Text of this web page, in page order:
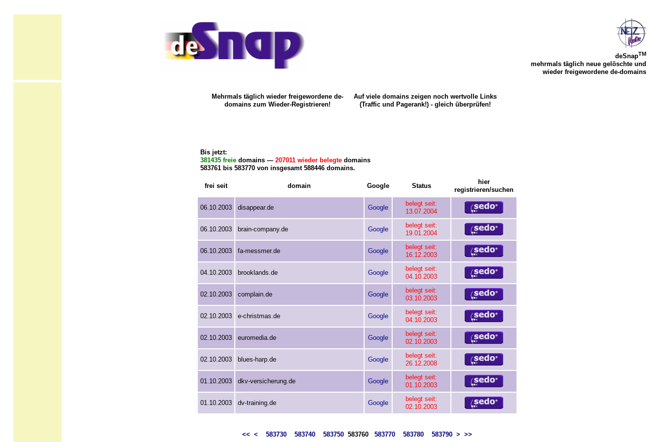
deSnapTM
mehrmals täglich neue gelöschte und
wieder freigewordene de-domains
Mehrmals täglich wieder freigewordene de-
domains zum Wieder-Registrieren!
Auf viele domains zeigen noch wertvolle Links
(Traffic und Pagerank!) - gleich überprüfen!
Bis jetzt:
381435 freiedomains — 207011 wieder belegtedomains
583761 bis 583770 von insgesamt 588446 domains.
frei seit domain Google Status
hier
registrieren/suchen
06.10.2003 disappear.de Google
belegt seit:
13.07.2004
06.10.2003 brain-company.de Google
belegt seit:
19.01.2004
06.10.2003 fa-messmer.de Google
belegt seit:
16.12.2003
04.10.2003 brooklands.de Google
belegt seit:
04.10.2003
02.10.2003 complain.de Google
belegt seit:
03.10.2003
02.10.2003 e-christmas.de Google
belegt seit:
04.10.2003
02.10.2003 euromedia.de Google
belegt seit:
02.10.2003
02.10.2003 blues-harp.de Google
belegt seit:
26.12.2008
01.10.2003 dkv-versicherung.de Google
belegt seit:
01.10.2003
01.10.2003 dv-training.de Google
belegt seit:
02.10.2003
<< < 583730 583740 583750583760 583770 583780 583790 > >>